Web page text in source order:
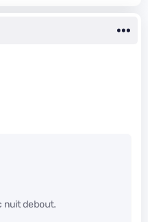
nuit debout.